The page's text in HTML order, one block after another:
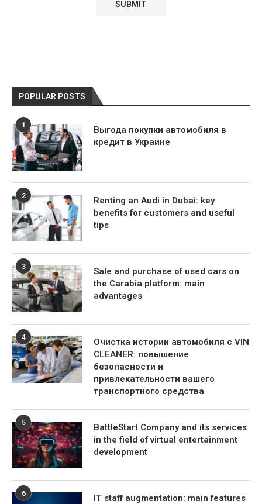
POPULAR POSTS
1
Выгода покупки автомобиля в
кредит в Украине
2
Renting an Audi in Dubai: key
benefits for customers and useful
tips
3
Sale and purchase of used cars on
the Carabia platform: main
advantages
4
Очистка истории автомобиля с VIN
CLEANER: повышение
безопасности и
привлекательности вашего
транспортного средства
5
BattleStart Company and its services
in the field of virtual entertainment
development
6
IT staff augmentation: main features